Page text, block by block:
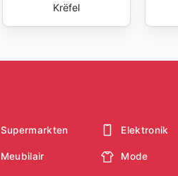
Krëfel
Supermarkten Elektronik
Meubilair Mode